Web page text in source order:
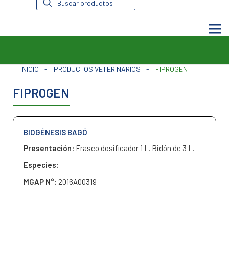
de
INICIO - PRODUCTOS VETERINARIOS - FIPROGEN
FIPROGEN
BIOGÉNESIS BAGÓ
Presentación: Frasco dosificador 1 L. Bidón de 3 L.
Especies:
MGAP N°: 2016A00319